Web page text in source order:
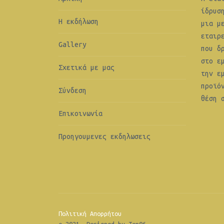
Η εκδήλωση
Gallery
Σχετικά με μας
Σύνδεση
Επικοινωνία
Προηγουμενες εκδηλωσεις
μια
που
στο
την
θέση
Πολιτική Απορρήτου